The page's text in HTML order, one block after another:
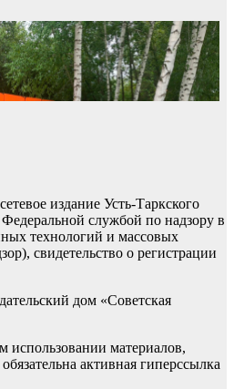
издание Усть-Таркского
службой по надзору в
технологий и массовых
свидетельство о регистрации
дом «Советская
материалов,
активная гиперссылка